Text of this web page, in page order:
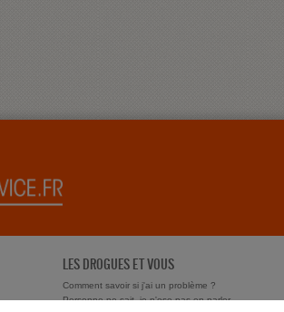
LES DROGUES ET VOUS
Comment savoir si j'ai un problème ?
Personne ne sait, je n'ose pas en parler